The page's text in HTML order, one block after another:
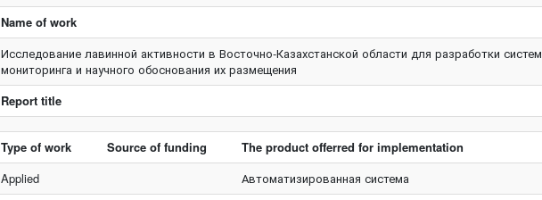
Name of work
Исследование лавинной активности в Восточно-Казахстанской области для разработки систем
мониторинга и научного обоснования их размещения
Report title
Type of work Source of funding
The product offerred for implementation
Applied
Автоматизированная система